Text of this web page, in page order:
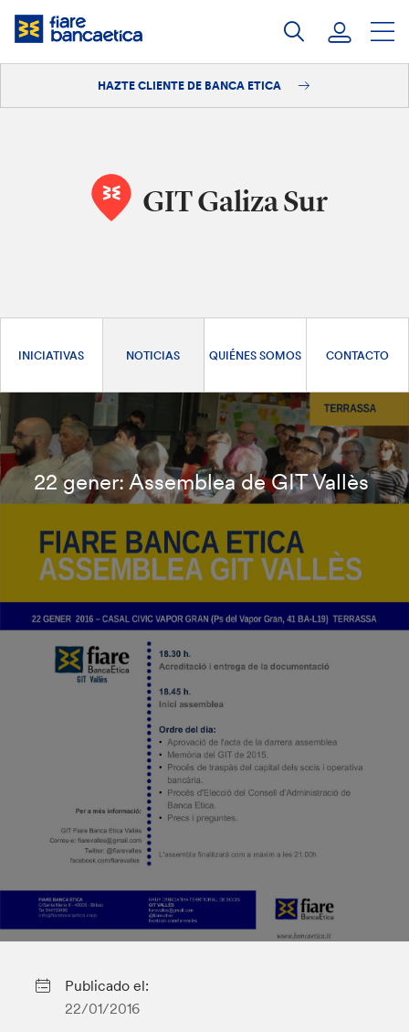
Saltar
HAZTE CLIENTE DE BANCA ETICA
GIT Galiza Sur
INICIATIVAS NOTICIAS QUIÉNES SOMOS CONTACTO
22 gener: Assemblea de GIT Vallès
Publicado el:
22/01/2016